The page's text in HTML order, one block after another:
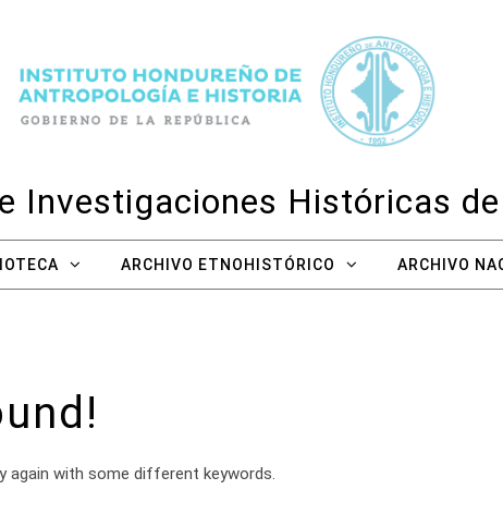
Investigaciones Históricas
ARCHIVO ETNOHISTÓRICO ARCHIVO
again with some different keywords.